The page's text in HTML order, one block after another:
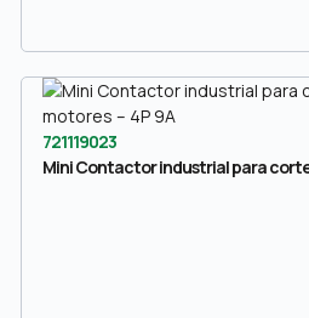
721119023
Mini Contactor industrial para corte